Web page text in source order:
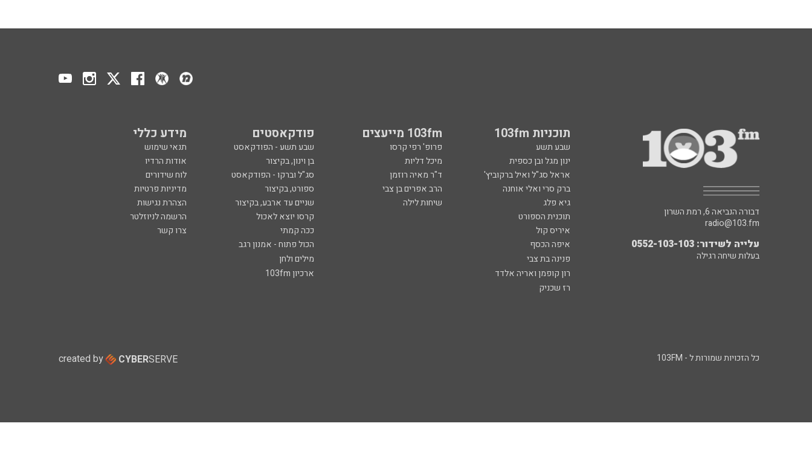
תוכניות 103fm 103fm מייעצים פודקאסטים מידע כללי
שבע תשע פרופ' רפי קרסו שבע תשע - הפודקאסט
תנאי שימוש
ינון מגל ובן כספית
מיכל דליות בן וינון, בקיצור
אודות הרדיו
אראל סג"ל ואיל ברקוביץ'
ד"ר מאיה רוזמן סג"ל וברקו - הפודקאסט
לוח שידורים
ברק סרי ואלי אוחנה
הרב אפרים בן צבי ספורט, בקיצור
מדיניות פרטיות
גיא פלג
שיחות לילה שניים עד ארבע, בקיצור
הצהרת נגישות
תוכנית הספורט
קרסו יוצא לאכול
הרשמה לניוזלטר
איריס קול
ככה קמתי
צרו קשר
איפה הכסף
הכול פתוח - אמנון רגב
פנינה בת צבי
מילים ולחן
רון קופמן ואריה אלדד
ארכיון 103fm
רז שכניק
דבורה הנביאה 6, רמת השרון
radio@103.fm
עלייה לשידור: 0552-103-103
בעלות שיחה רגילה
כל הזכויות שמורות ל - 103FM created by CYBERSERVE